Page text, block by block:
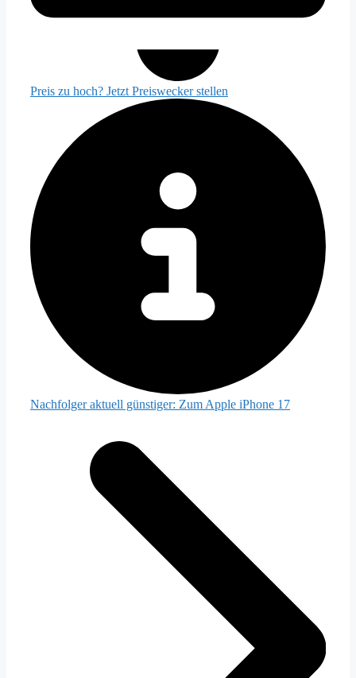
Preis zu hoch? Jetzt Preiswecker stellen
Nachfolger aktuell günstiger: Zum Apple iPhone 17